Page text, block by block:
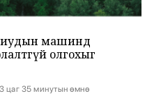
машинд
олгохыг
цаг 35 минутын өмнө